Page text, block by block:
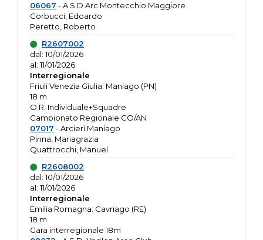
06067 - A.S.D.Arc.Montecchio Maggiore
Corbucci, Edoardo
Peretto, Roberto
R2607002
dal: 10/01/2026
al: 11/01/2026
Interregionale
Friuli Venezia Giulia: Maniago (PN)
18 m
O.R. Individuale+Squadre
Campionato Regionale CO/AN
07017 - Arcieri Maniago
Pinna, Mariagrazia
Quattrocchi, Manuel
R2608002
dal: 10/01/2026
al: 11/01/2026
Interregionale
Emilia Romagna: Cavriago (RE)
18 m
Gara interregionale 18m